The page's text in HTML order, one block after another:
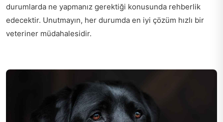
durumlarda ne yapmanız gerektiği konusunda rehberlik
edecektir. Unutmayın, her durumda en iyi çözüm hızlı bir
veteriner müdahalesidir.